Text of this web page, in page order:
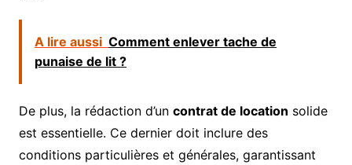
A lire aussi Comment enlever tache de
punaise de lit ?
De plus, la rédaction d’un contrat de location solide
est essentielle. Ce dernier doit inclure des
conditions particulières et générales, garantissant